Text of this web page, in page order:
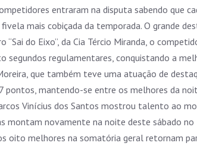
entraram na disputa sabendo que
mais cobiçada da temporada. O grande
“Sai do Eixo”, da Cia Tércio Miranda, o
segundos regulamentares, conquistando a
que também teve uma atuação de
pontos, mantendo-se entre os melhores da
Vinícius dos Santos mostrou talento ao
montam novamente na noite deste sábado no
oito melhores na somatória geral retornam